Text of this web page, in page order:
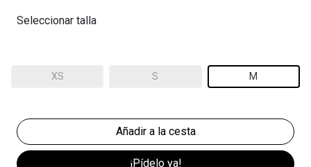
Seleccionar talla
XS S M
¡Pídelo ya!